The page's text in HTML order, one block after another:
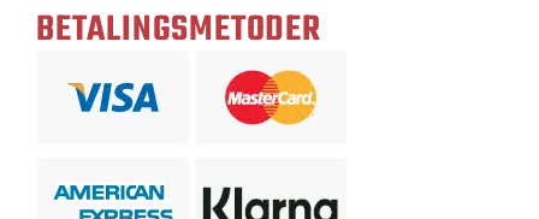
BETALINGSMETODER